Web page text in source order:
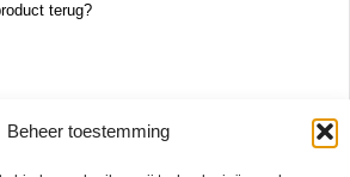
Beheer toestemming
terug?